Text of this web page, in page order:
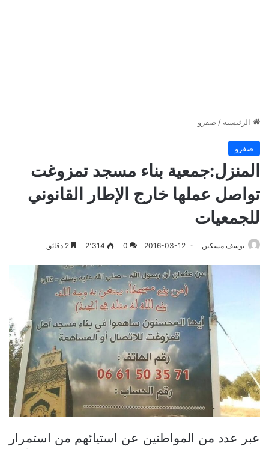
الرئيسية / صفرو
صفرو
المنزل:جمعية بناء مسجد تمزوغت
تواصل عملها خارج الإطار القانوني
للجمعيات
يوسف مسكين 2016-03-12
0 2٬314
عبر عدد من المواطنين عن استيائهم من استمرار